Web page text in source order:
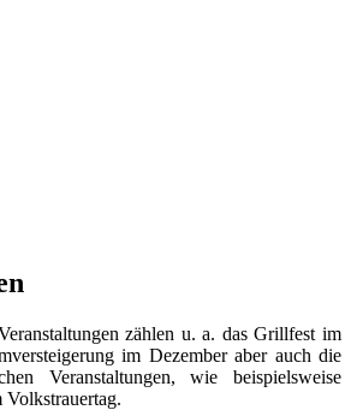
zählen u. a. das Grillfest im
im Dezember aber auch die
Veranstaltungen, wie beispielsweise
Volkstrauertag.